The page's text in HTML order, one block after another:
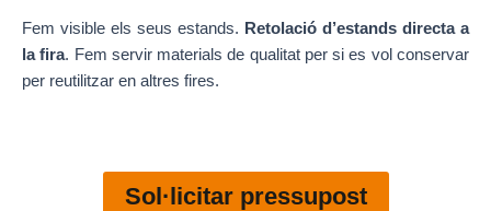
Fem visible els seus estands. Retolació d’estands directa a
la fira. Fem servir materials de qualitat per si es vol conservar
per reutilitzar en altres fires.
Sol·licitar pressupost